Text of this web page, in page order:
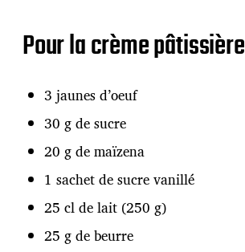
Pour la crème pâtissière
3 jaunes d’oeuf
30 g de sucre
20 g de maïzena
1 sachet de sucre vanillé
25 cl de lait (250 g)
25 g de beurre